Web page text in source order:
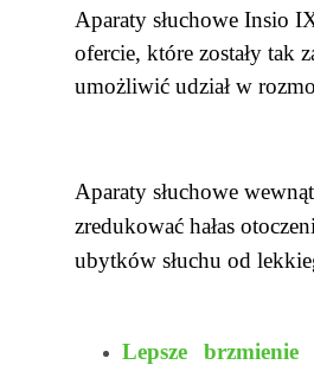
Aparaty słuchowe Insio
ofercie, które zostały tak
umożliwić udział w
Aparaty słuchowe
zredukować hałas
ubytków słuchu od
Lepsze brzmienie